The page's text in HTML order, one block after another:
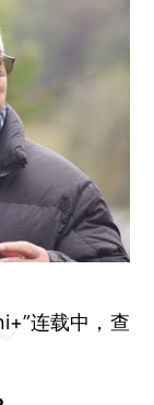
连载中，查